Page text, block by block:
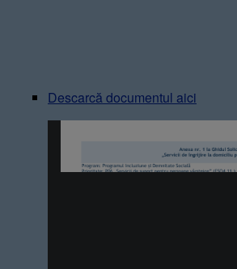
Descarcă documentul aici